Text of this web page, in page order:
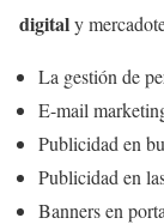
digitaly
La gestión de
E-mail
Publicidad en
Publicidad en
Banners en